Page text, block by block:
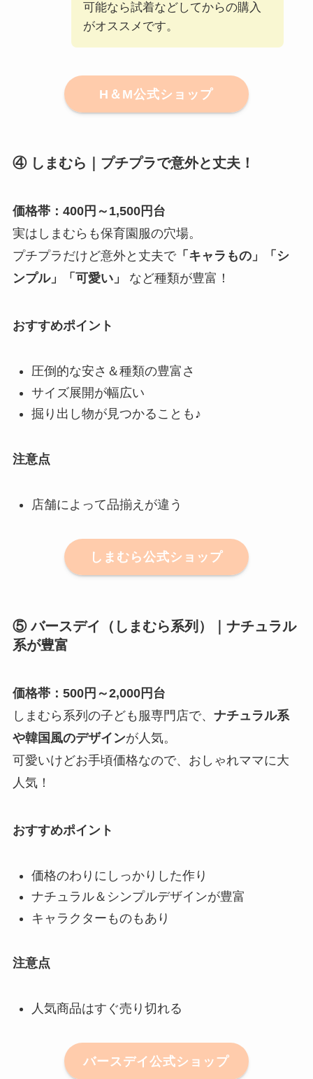
可能なら試着などしてからの購入
がオススメです。
H＆M公式ショップ
④ しまむら｜プチプラで意外と丈夫！
価格帯：400円～1,500円台
実はしまむらも保育園服の穴場。
プチプラだけど意外と丈夫で「キャラもの」「シ
ンプル」「可愛い」
など種類が豊富！
おすすめポイント
圧倒的な安さ＆種類の豊富さ
サイズ展開が幅広い
掘り出し物が見つかることも♪
注意点
店舗によって品揃えが違う
しまむら公式ショップ
⑤ バースデイ（しまむら系列）｜ナチュラル
系が豊富
価格帯：500円～2,000円台
しまむら系列の子ども服専門店で、 ナチュラル系
や韓国風のデザインが人気。
可愛いけどお手頃価格なので、おしゃれママに大
人気！
おすすめポイント
価格のわりにしっかりした作り
ナチュラル＆シンプルデザインが豊富
キャラクターものもあり
注意点
人気商品はすぐ売り切れる
バースデイ公式ショップ